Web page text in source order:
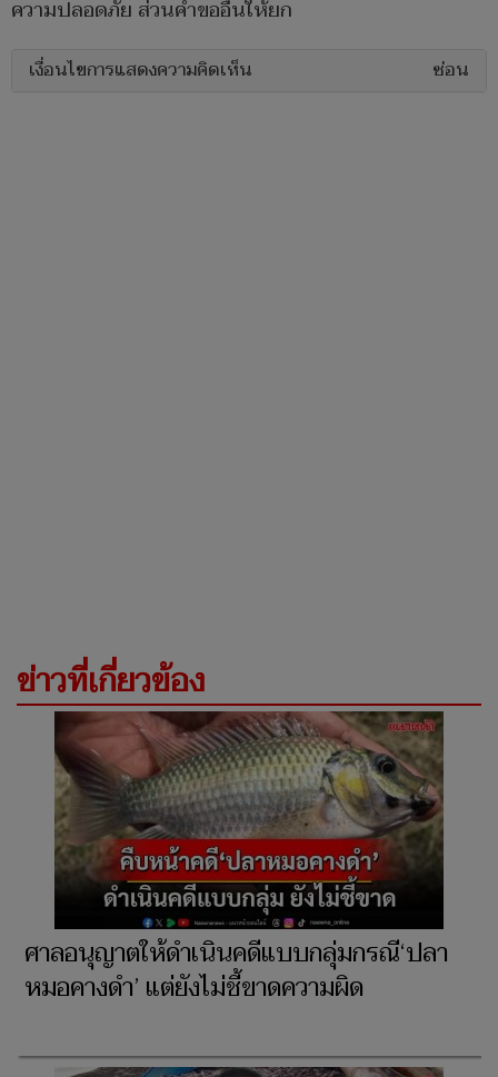
ความปลอดภัย ส่วนคำขออื่นให้ยก
เงื่อนไขการแสดงความคิดเห็น ซ่อน
ข่าวที่เกี่ยวข้อง
ศาลอนุญาตให้ดำเนินคดีแบบกลุ่มกรณี‘ปลา
หมอคางดำ’ แต่ยังไม่ชี้ขาดความผิด